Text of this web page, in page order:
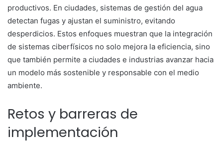
productivos. En ciudades, sistemas de gestión del agua
detectan fugas y ajustan el suministro, evitando
desperdicios. Estos enfoques muestran que la integración
de sistemas ciberfísicos no solo mejora la eficiencia, sino
que también permite a ciudades e industrias avanzar hacia
un modelo más sostenible y responsable con el medio
ambiente.
Retos y barreras de
implementación